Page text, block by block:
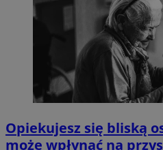
Opiekujesz się bliską
może wpłynąć na